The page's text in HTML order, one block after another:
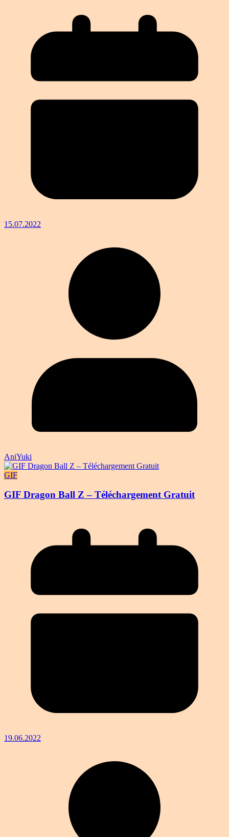
15.07.2022
AniYuki
GIF
GIF Dragon Ball Z – Téléchargement Gratuit
19.06.2022